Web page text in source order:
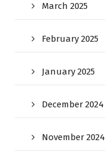
March 2025
February 2025
January 2025
December 2024
November 2024